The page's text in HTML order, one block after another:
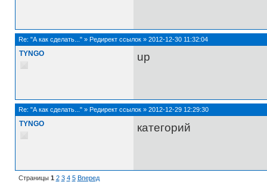
Re: "А как сделать..." » Редирект ссылок » 2012-12-30 11:32:04
TYNGO up
Re: "А как сделать..." » Редирект ссылок » 2012-12-29 12:29:30
TYNGO категорий
Страницы 1 2 3 4 5 Вперед